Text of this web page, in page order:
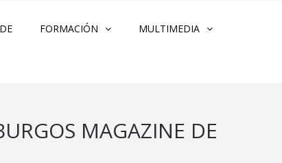
FORMACIÓN MULTIMEDIA
MAGAZINE DE